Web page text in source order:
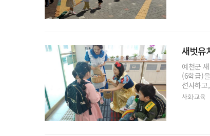
새벗유
예천군
(6학급)
선사하
사회·교육